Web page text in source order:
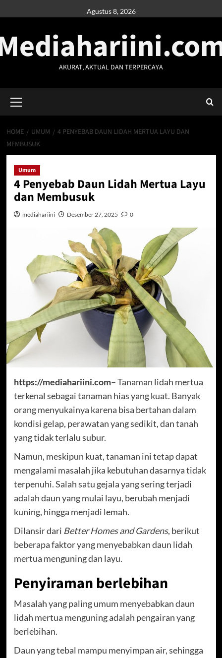
to
Agustus 8, 2026
AKURAT, AKTUAL DAN TERPERCAYA
Menu
HOME UMUM
4 PENYEBAB DAUN LIDAH MERTUA LAYU DAN
MEMBUSUK
Umum
4 Penyebab Daun Lidah Mertua Layu
dan Membusuk
mediahariini Desember 27, 2025 0
https://mediahariini.com– Tanaman lidah mertua
terkenal sebagai tanaman hias yang kuat. Banyak
orang menyukainya karena bisa bertahan dalam
kondisi gelap, perawatan yang sedikit, dan tanah
yang tidak terlalu subur.
Namun, meskipun kuat, tanaman ini tetap dapat
mengalami masalah jika kebutuhan dasarnya tidak
terpenuhi. Salah satu gejala yang sering terjadi
adalah daun yang mulai layu, berubah menjadi
kuning, hingga menjadi lemah.
Dilansir dari Better Homes and Gardens, berikut
beberapa faktor yang menyebabkan daun lidah
mertua menguning dan layu.
Penyiraman berlebihan
Masalah yang paling umum menyebabkan daun
lidah mertua menguning adalah pengairan yang
berlebihan.
Daun yang tebal mampu menyimpan air, sehingga